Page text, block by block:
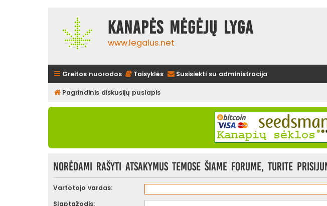
Kanapės mėgėjų lyga
www.legalus.net
Greitos nuorodos Taisyklės Susisiekti su administracija
Pagrindinis diskusijų puslapis
Norėdami rašyti atsakymus temose šiame forume, turite
Vartotojo vardas:
Slaptažodis: